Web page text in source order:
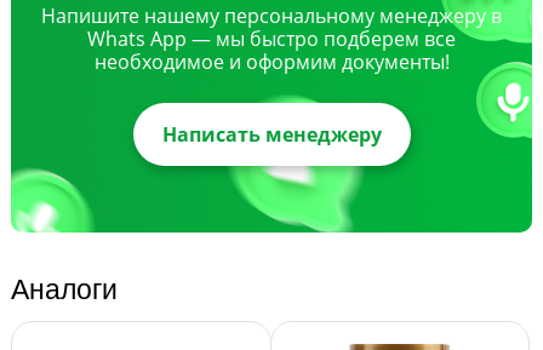
Напишите нашему персональному менеджеру в
Whats App — мы быстро подберем все
необходимое и оформим документы!
Написать менеджеру
Аналоги